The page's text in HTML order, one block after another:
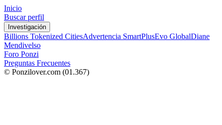
Inicio
Buscar perfil
Investigación
Billions Tokenized CitiesAdvertencia SmartPlusEvo GlobalDiane
Mendivelso
Foro Ponzi
Preguntas Frecuentes
© Ponzilover.com (01.367)